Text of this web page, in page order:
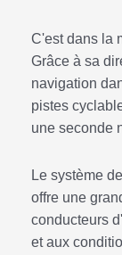
C'est dans la
Grâce à sa
navigation
pistes
une seconde
Le système
offre une
conducteurs
et aux